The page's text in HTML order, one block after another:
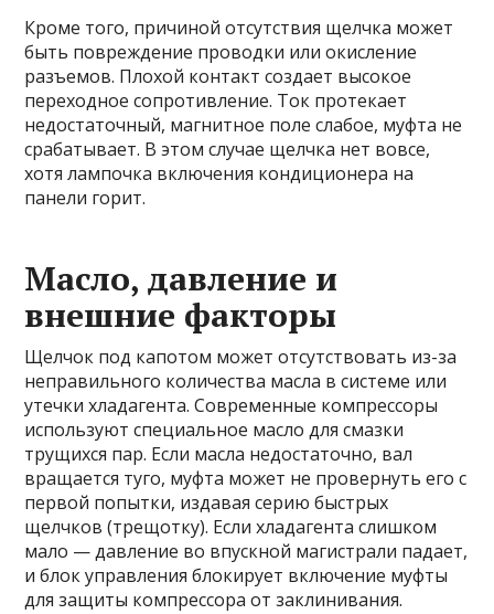
Кроме того, причиной отсутствия щелчка может
быть повреждение проводки или окисление
разъемов. Плохой контакт создает высокое
переходное сопротивление. Ток протекает
недостаточный, магнитное поле слабое, муфта не
срабатывает. В этом случае щелчка нет вовсе,
хотя лампочка включения кондиционера на
панели горит.
Масло, давление и
внешние факторы
Щелчок под капотом может отсутствовать из-за
неправильного количества масла в системе или
утечки хладагента. Современные компрессоры
используют специальное масло для смазки
трущихся пар. Если масла недостаточно, вал
вращается туго, муфта может не провернуть его с
первой попытки, издавая серию быстрых
щелчков (трещотку). Если хладагента слишком
мало — давление во впускной магистрали падает,
и блок управления блокирует включение муфты
для защиты компрессора от заклинивания.